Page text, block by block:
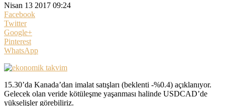
Nisan 13 2017 09:24
Facebook
Twitter
Google+
Pinterest
WhatsApp
15.30’da Kanada’dan imalat satışları (beklenti -%0.4) açıklanıyor.
Gelecek olan veride kötüleşme yaşanması halinde USDCAD’de
yükselişler görebiliriz.